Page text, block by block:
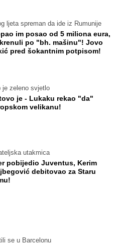
ljeta spreman da ide iz Rumunije
im posao od 5 miliona eura,
po "bh. mašinu"! Jovo
pred šokantnim potpisom!
je zeleno svjetlo
je - Lukaku rekao "da"
velikanu!
utakmica
pobijedio Juventus, Kerim
debitovao za Staru
se u Barcelonu